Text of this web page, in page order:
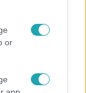
or
a